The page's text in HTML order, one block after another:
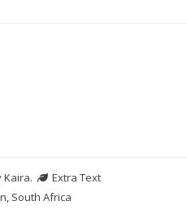
Kaira.
Extra Text
South Africa